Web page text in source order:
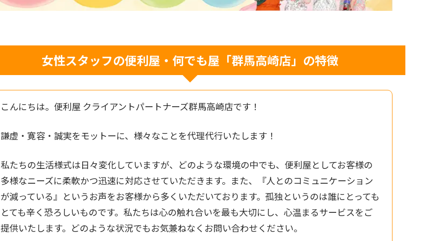
女性スタッフの便利屋・何でも屋「群馬高崎店」の特徴
こんにちは。便利屋 クライアントパートナーズ群馬高崎店です！
謙虚・寛容・誠実をモットーに、様々なことを代理代行いたします！
私たちの生活様式は日々変化していますが、どのような環境の中でも、便利屋としてお客様の
多様なニーズに柔軟かつ迅速に対応させていただきます。また、『人とのコミュニケーション
が減っている』というお声をお客様から多くいただいております。孤独というのは誰にとっても
とても辛く恐ろしいものです。私たちは心の触れ合いを最も大切にし、心温まるサービスをご
提供いたします。どのような状況でもお気兼ねなくお問い合わせください。